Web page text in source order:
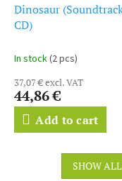
Dinosaur
CD)
In stock(2 pcs)
37,07 € excl. VAT
44,86 €
Add to cart
SHOW